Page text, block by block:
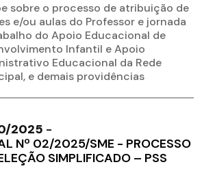
sobre o processo de atribuição de
e/ou aulas do Professor e jornada
do Apoio Educacional de
Infantil e Apoio
Educacional da Rede
e demais providências
2025 -
Nº 02/2025/SME - PROCESSO
SIMPLIFICADO – PSS